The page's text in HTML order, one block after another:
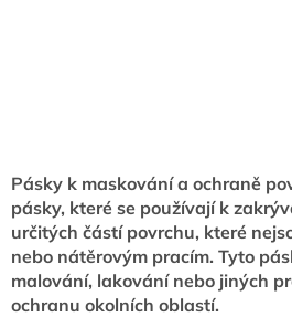
Pásky k maskování a ochraně
pásky, které se používají k
určitých částí povrchu, které
nebo nátěrovým pracím. Tyto
malování, lakování nebo jiných
ochranu okolních oblastí.